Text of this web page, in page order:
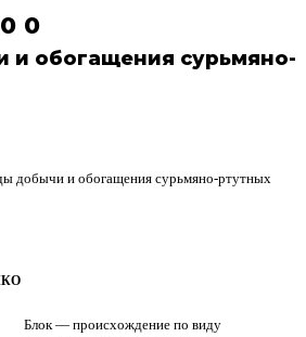
0
и обогащения сурьмяно-
добычи и обогащения сурьмяно-ртутных
Блок — происхождение по виду